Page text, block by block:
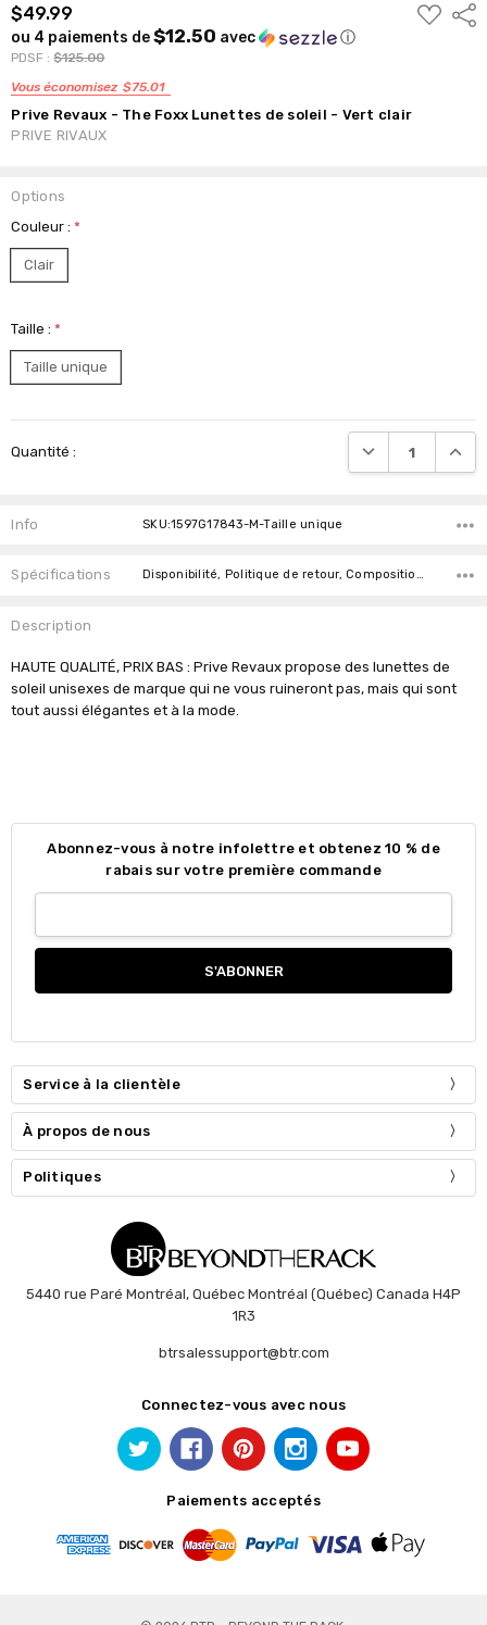
$49.99
ou 4 paiements de$12.50 avec ⓘ
PDSF :$125.00
Vous économisez $75.01
AJOUTER
À
Prive Revaux - The Foxx Lunettes de soleil - Vert clair
PRIVE RIVAUX
Options
Couleur :*
Clair
Taille :*
Taille unique
actuel
Quantité : DIMINUER LA
Info SKU:1597G17843-M-Taille unique
Spécifications Disponibilité, Politique de retour, Composition, Le genre,
Description
HAUTE QUALITÉ, PRIX BAS : Prive Revaux propose des lunettes de
soleil unisexes de marque qui ne vous ruineront pas, mais qui sont
tout aussi élégantes et à la mode.
Abonnez-vous à notre infolettre et obtenez 10 % de
rabais sur votre première commande
Service à la clientèle
À propos de nous
Politiques
5440 rue Paré Montréal, Québec Montréal (Québec) Canada H4P
1R3
btrsalessupport@btr.com
Connectez-vous avec nous
Paiements acceptés